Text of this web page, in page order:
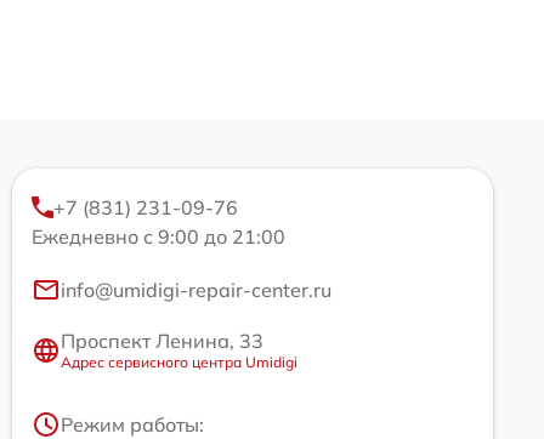
+7 (831) 231-09-76
Ежедневно с 9:00 до 21:00
info@umidigi-repair-center.ru
Проспект Ленина, 33
Адрес сервисного центра Umidigi
Режим работы: